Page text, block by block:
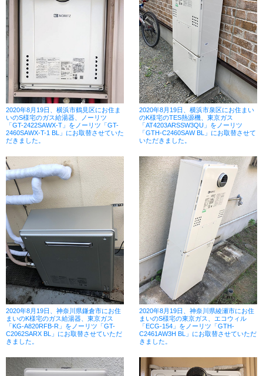
2020年8月19日、横浜市鶴見区にお住ま
いのS様宅のガス給湯器、ノーリツ
「GT-2422SAWX-T」をノーリツ「GT-
2460SAWX-T-1 BL」にお取替させていた
だきました。
2020年8月19日、横浜市泉区にお住まい
のK様宅のTES熱源機、東京ガス
「AT4203ARSSW3QU」をノーリツ
「GTH-C2460SAW BL」にお取替させて
いただきました。
2020年8月19日、神奈川県鎌倉市にお住
まいのK様宅のガス給湯器、東京ガス
「KG-A820RFB-R」をノーリツ「GT-
C2062SARX BL」にお取替させていただ
きました。
2020年8月19日、神奈川県綾瀬市にお住
まいのS様宅の東京ガス、エコウィル
「ECG-154」をノーリツ「GTH-
C2461AW3H BL」にお取替させていただ
きました。